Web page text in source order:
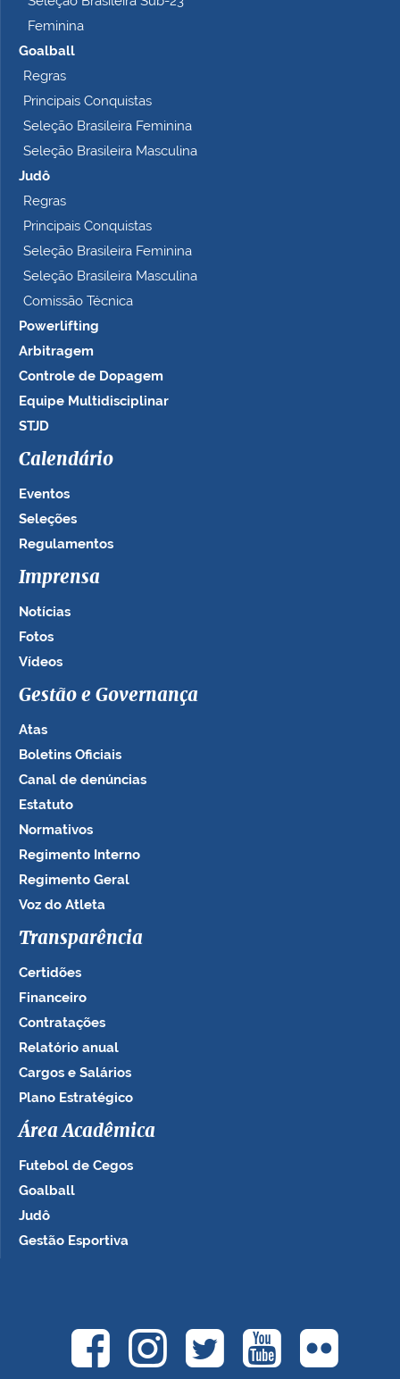
Feminina
Goalball
Regras
Principais Conquistas
Seleção Brasileira Feminina
Seleção Brasileira Masculina
Judô
Regras
Principais Conquistas
Seleção Brasileira Feminina
Seleção Brasileira Masculina
Comissão Técnica
Powerlifting
Arbitragem
Controle de Dopagem
Equipe Multidisciplinar
STJD
Calendário
Eventos
Seleções
Regulamentos
Imprensa
Notícias
Fotos
Vídeos
Gestão e Governança
Atas
Boletins Oficiais
Canal de denúncias
Estatuto
Normativos
Regimento Interno
Regimento Geral
Voz do Atleta
Transparência
Certidões
Financeiro
Contratações
Relatório anual
Cargos e Salários
Plano Estratégico
Área Acadêmica
Futebol de Cegos
Goalball
Judô
Gestão Esportiva